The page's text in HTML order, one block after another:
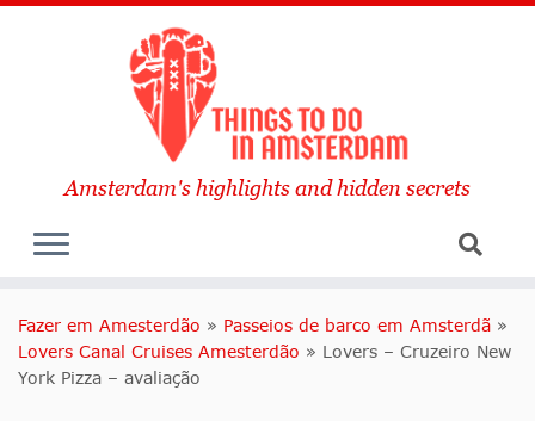
Amsterdam's highlights and hidden secrets
Fazer em Amesterdão » Passeios de barco em Amsterdã »
Lovers Canal Cruises Amesterdão » Lovers – Cruzeiro New
York Pizza – avaliação